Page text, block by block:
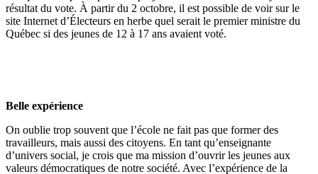
résultat du vote. À partir du 2 octobre, il est possible de voir sur le
site Internet d’Électeurs en herbe quel serait le premier ministre du
Québec si des jeunes de 12 à 17 ans avaient voté.
Belle expérience
On oublie trop souvent que l’école ne fait pas que former des
travailleurs, mais aussi des citoyens. En tant qu’enseignante
d’univers social, je crois que ma mission d’ouvrir les jeunes aux
valeurs démocratiques de notre société. Avec l’expérience de la